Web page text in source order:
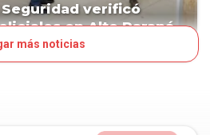
verificó
en Alto Paraná
más noticias